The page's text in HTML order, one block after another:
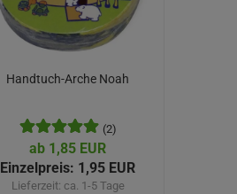
Handtuch-Arche Noah
(2)
ab 1,85 EUR
Einzelpreis: 1,95 EUR
Lieferzeit: ca. 1-5 Tage